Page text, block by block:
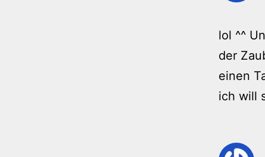
lol ^^
der
einen
ich will